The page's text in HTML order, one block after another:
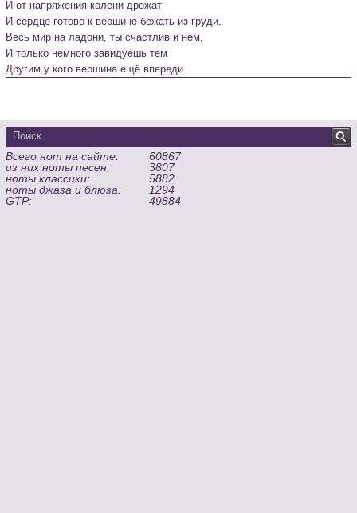
И от напряжения колени дрожат
И сердце готово к вершине бежать из груди.
Весь мир на ладони, ты счастлив и нем,
И только немного завидуешь тем
Всего нот на сайте:
60867
из них ноты песен:
3807
ноты классики:
5882
ноты джаза и блюза:
1294
GTP:
49884